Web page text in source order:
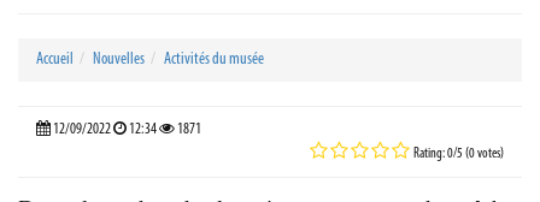
Accueil Nouvelles Activités du musée
12/09/2022 12:34 1871
Rating: 0/5 (0 votes)